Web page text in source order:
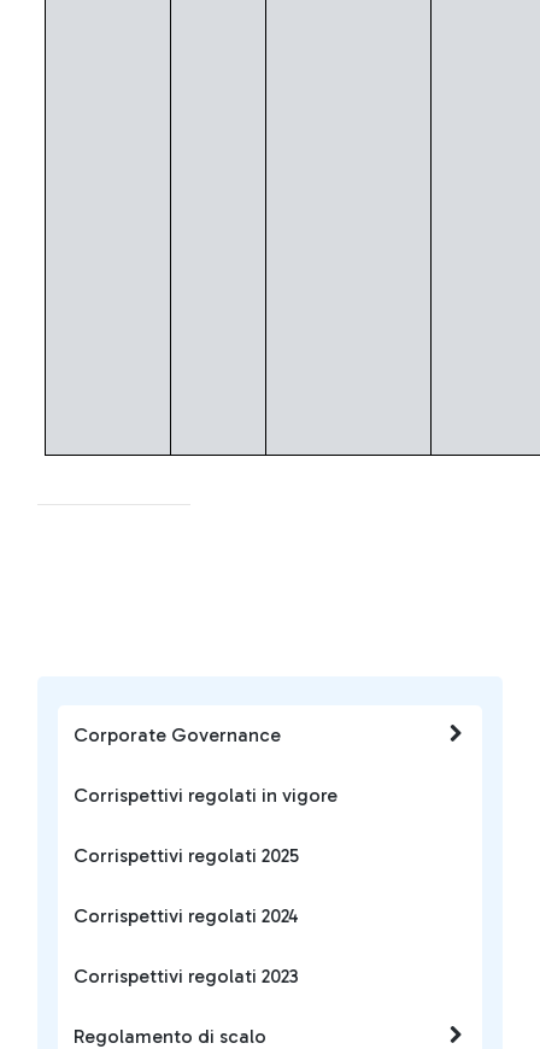
Corporate Governance
Corrispettivi regolati in vigore
Corrispettivi regolati 2025
Corrispettivi regolati 2024
Corrispettivi regolati 2023
Regolamento di scalo